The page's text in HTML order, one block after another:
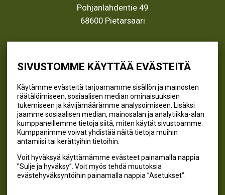
SIVUSTOMME KÄYTTÄÄ EVÄSTEITÄ
Käytämme evästeitä tarjoamamme sisällön ja mainosten
räätälöimiseen, sosiaalisen median ominaisuuksien
tukemiseen ja kävijämäärämme analysoimiseen. Lisäksi
jaamme sosiaalisen median, mainosalan ja analytiikka-alan
kumppaneillemme tietoja siitä, miten käytät sivustoamme.
Kumppanimme voivat yhdistää näitä tietoja muihin
antamiisi tai kerättyihin tietoihin.
Voit hyväksyä käyttämämme evästeet painamalla nappia
”Sulje ja hyväksy”. Voit myös tehdä muutoksia
evästehyväksyntöihin painamalla nappia ”Asetukset”.
Pohjanlahdentie 49
68600 Pietarsaari
(06) 781 2900
SEURAA MEITÄ
@kivikangaskalastus
@kivikangaskasvihuoneet
@kivikangas_kalastus
@kivikangaskasvihuoneet
Kivikangas Oy